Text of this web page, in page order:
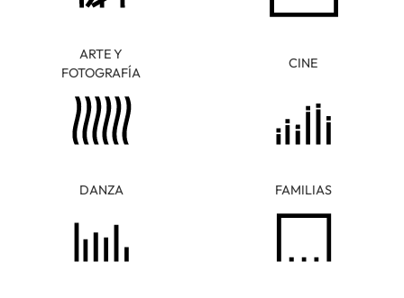
ARTE Y
FOTOGRAFÍA
CINE
DANZA FAMILIAS